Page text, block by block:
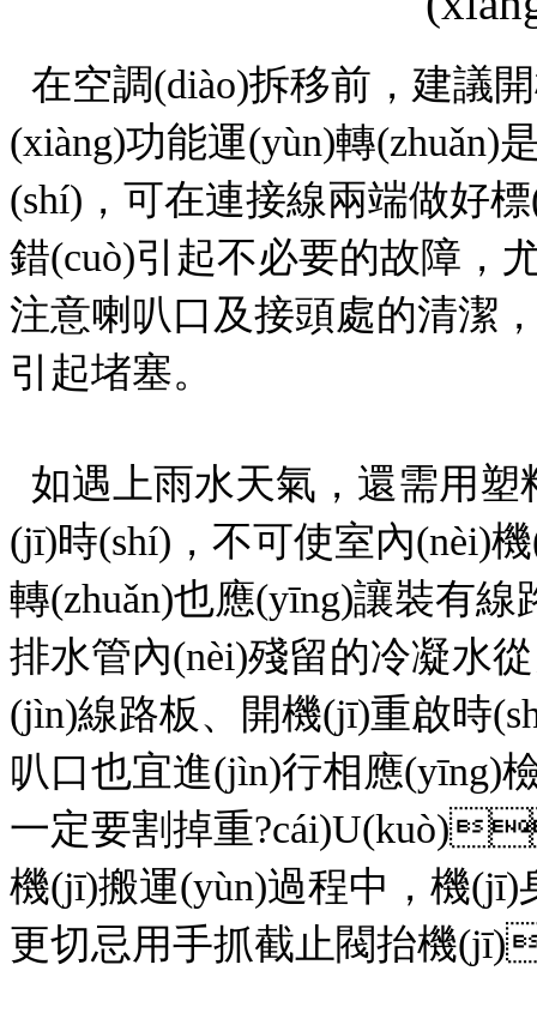
在空調(diào)拆移前，建議
(xiàng)功能運(yùn)轉(zhuǎn)
(shí)，可在連接線兩端做好標
錯(cuò)引起不必要的故障
注意喇叭口及接頭處的清潔
引起堵塞。
如遇上雨水天氣，還需用
(jī)時(shí)，不可使室內(nèi)機
轉(zhuǎn)也應(yīng)讓裝有線
排水管內(nèi)殘留的冷凝水從
(jìn)線路板、開機(jī)重啟時
叭口也宜進(jìn)行相應(yīng)檢查
一定要割掉重
機(jī)搬運(yùn)過程中，機
更切忌用手抓截止閥抬機